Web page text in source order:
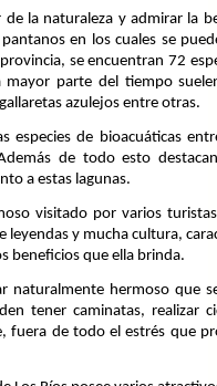
la naturaleza y admirar la
en los cuales se
se encuentran 72
mayor parte del tiempo
azulejos entre otras.
especies de bioacuáticas
de todo esto
a estas lagunas.
visitado por varios
y mucha cultura,
beneficios que ella brinda.
naturalmente hermoso que
tener caminatas, realizar
de todo el estrés que